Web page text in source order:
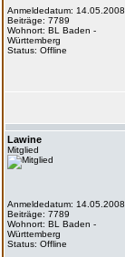
Anmeldedatum: 14.05.2008
Beiträge: 7789
Wohnort: BL Baden -
Württemberg
Status: Offline
Lawine
Mitglied
Anmeldedatum: 14.05.2008
Beiträge: 7789
Wohnort: BL Baden -
Württemberg
Status: Offline